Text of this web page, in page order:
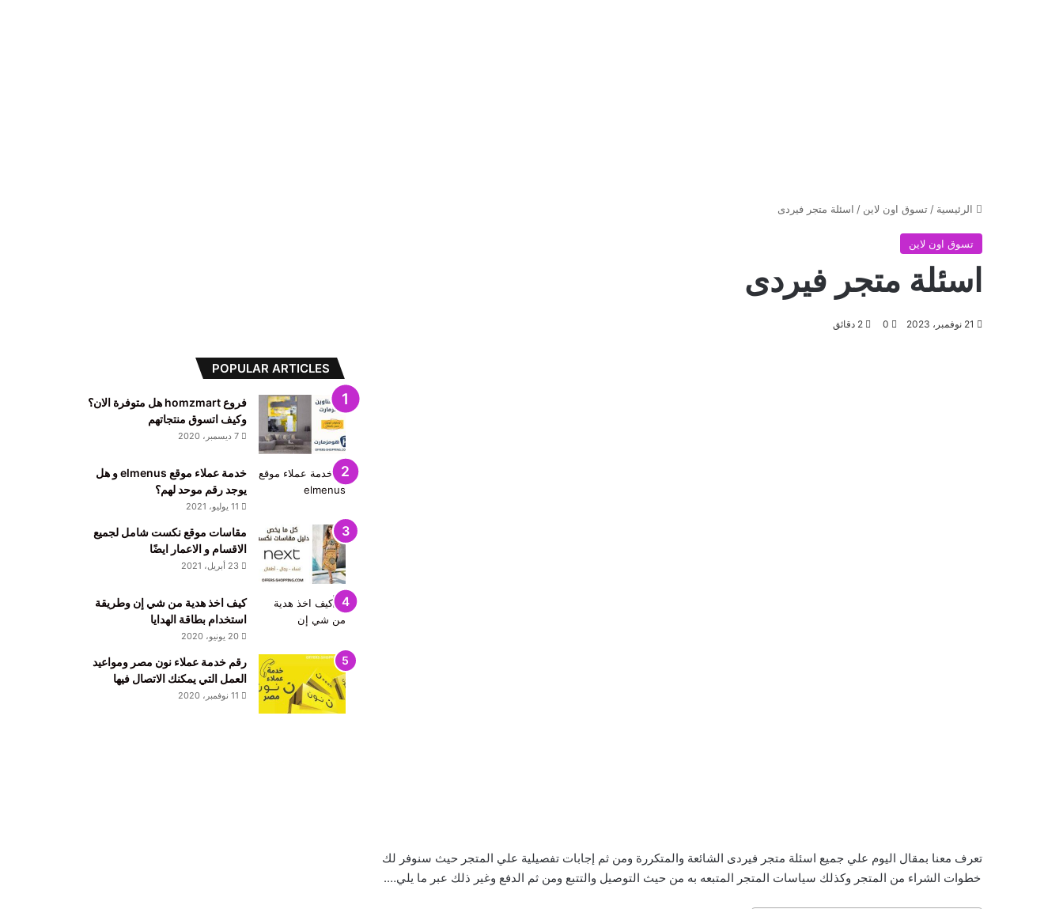
الرئيسية / تسوق اون لاين / اسئلة متجر فيردى
تسوق اون لاين
اسئلة متجر فيردى
21 نوفمبر، 2023 0
تعرف معنا بمقال اليوم علي جميع اسئلة متجر فيردى الشائعة والمتكررة ومن ثم إجابات تفصيلية علي المتجر حيث سنوفر لك
خطوات الشراء من المتجر وكذلك سياسات المتجر المتبعه به من حيث التوصيل والتتبع ومن ثم الدفع وغير ذلك عبر ما يلي….
POPULAR ARTICLES
فروع homzmart هل متوفرة الان؟
وكيف اتسوق منتجاتهم
7 ديسمبر، 2020
خدمة عملاء موقع elmenus و هل
يوجد رقم موحد لهم؟
11 يوليو، 2021
مقاسات موقع نكست شامل لجميع
الاقسام و الاعمار ايضًا
23 أبريل، 2021
كيف اخذ هدية من شي إن وطريقة
استخدام بطاقة الهدايا
20 يونيو، 2020
رقم خدمة عملاء نون مصر ومواعيد
العمل التي يمكنك الاتصال فيها
11 نوفمبر، 2020